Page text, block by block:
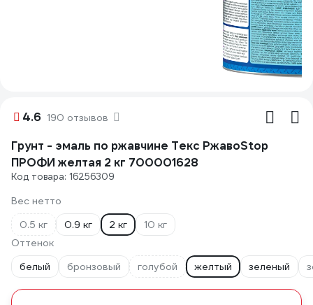
4.6 190 отзывов
Грунт - эмаль по ржавчине Текс РжавоStop
ПРОФИ желтая 2 кг 700001628
Код товара: 16256309
Вес нетто
0.5 кг
0.9 кг 2 кг
10 кг
Оттенок
белый
бронзовый голубой желтый зеленый